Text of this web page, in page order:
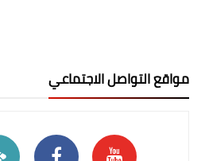
مواقع التواصل الاجتماعي